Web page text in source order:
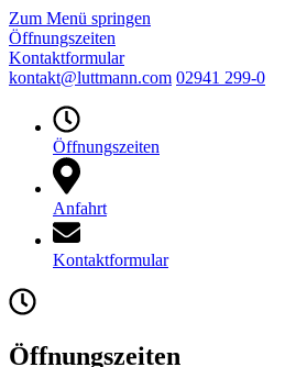
Zum Menü springen
Öffnungszeiten
Kontaktformular
kontakt@luttmann.com 02941 299-0
Öffnungszeiten
Anfahrt
Kontaktformular
Öffnungszeiten